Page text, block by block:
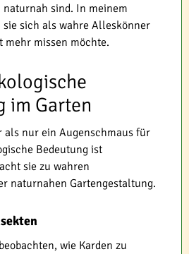
sind. In meinem
sie sich als wahre Alleskönner
mehr missen möchte.
im Garten
als nur ein Augenschmaus für
Bedeutung ist
sie zu wahren
naturnahen Gartengestaltung.
wie Karden zu